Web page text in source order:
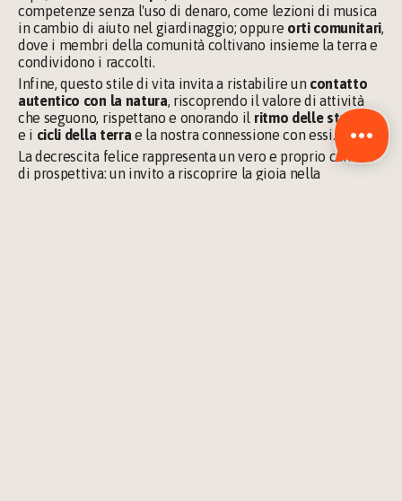
competenze senza l'uso di denaro, come lezioni di musica
in cambio di aiuto nel giardinaggio; oppure orti comunitari,
dove i membri della comunità coltivano insieme la terra e
condividono i raccolti.
Infine, questo stile di vita invita a ristabilire un contatto
autentico con la natura, riscoprendo il valore di attività
che seguono, rispettano e onorando il ritmo delle stagioni
e i cicli della terra e la nostra connessione con essi.
La decrescita felice rappresenta un vero e proprio cambio
di prospettiva: un invito a riscoprire la gioia nella